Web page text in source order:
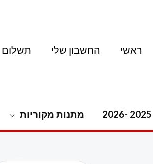
ראשי החשבון שלי תשלום
מתנות מקוריות